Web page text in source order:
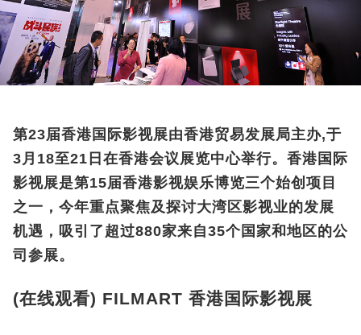
第23届香港国际影视展由香港贸易发展局主办,于
3月18至21日在香港会议展览中心举行。香港国际
影视展是第15届香港影视娱乐博览三个始创项目
之一，今年重点聚焦及探讨大湾区影视业的发展
机遇，吸引了超过880家来自35个国家和地区的公
司参展。
(在线观看) FILMART 香港国际影视展